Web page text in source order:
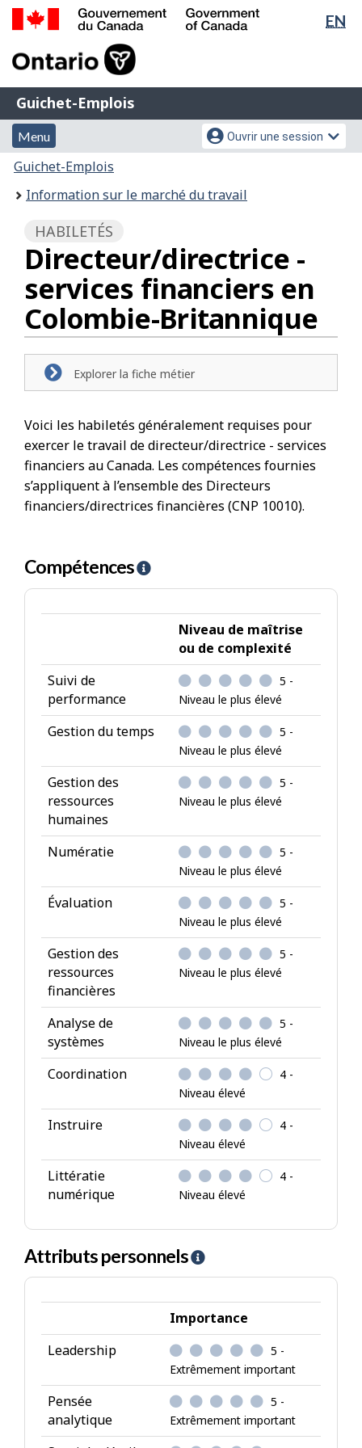
Passer
Passer
EN
du
Government
of
Canada
Guichet-
Emplois
Guichet-Emplois
Menu
et
recherche
Menu
Menu
des
paramètres
du
compte
Ouvrir une session
Vous
êtes
Guichet-Emplois
Information sur le marché du travail
HABILETÉS
Directeur/directrice -
services financiers en
Colombie-Britannique
Explorer la fiche métier
Voici les habiletés généralement requises pour
exercer le travail de directeur/directrice - services
financiers au Canada. Les compétences fournies
s’appliquent à l’ensemble des Directeurs
financiers/directrices financières (CNP 10010).
Compétences
A
i
C
p
t
Niveau de maîtrise
ou de complexité
Suivi de
performance
5 -
Niveau le plus élevé
Gestion du temps
5 -
Niveau le plus élevé
Gestion des
ressources
humaines
5 -
Niveau le plus élevé
Numératie
5 -
Niveau le plus élevé
Évaluation
5 -
Niveau le plus élevé
Gestion des
ressources
financières
5 -
Niveau le plus élevé
Analyse de
systèmes
5 -
Niveau le plus élevé
Coordination
4 -
Niveau élevé
Instruire
4 -
Niveau élevé
Littératie
numérique
4 -
Niveau élevé
Attributs personnels
A
i
e
-
A
t
r
i
Importance
Leadership
5 -
Extrêmement important
Pensée
analytique
5 -
Extrêmement important